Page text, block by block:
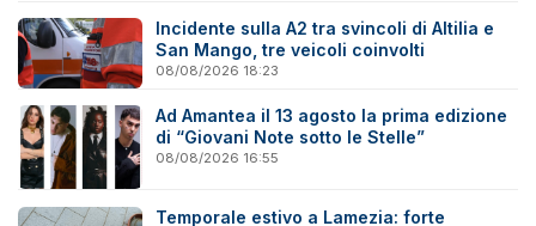
Incidente sulla A2 tra svincoli di Altilia e
San Mango, tre veicoli coinvolti
08/08/2026 18:23
Ad Amantea il 13 agosto la prima edizione
di “Giovani Note sotto le Stelle”
08/08/2026 16:55
Temporale estivo a Lamezia: forte